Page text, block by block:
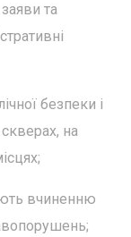
та
безпеки і
на
вчиненню